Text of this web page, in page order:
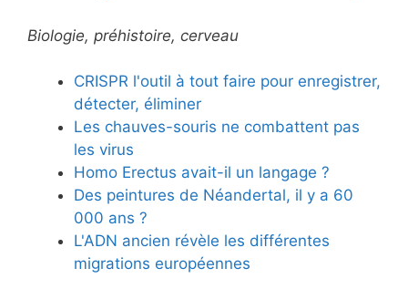
Biologie, préhistoire, cerveau
CRISPR l'outil à tout faire pour enregistrer,
détecter, éliminer
Les chauves-souris ne combattent pas
les virus
Homo Erectus avait-il un langage ?
Des peintures de Néandertal, il y a 60
000 ans ?
L'ADN ancien révèle les différentes
migrations européennes